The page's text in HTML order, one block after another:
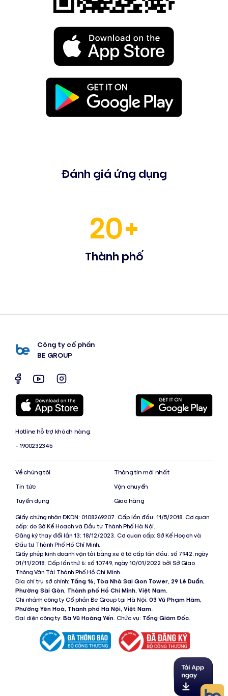
Đánh giá ứng dụng
20+
Thành phố
Công ty cổ phần
BE GROUP
Hotline hỗ trợ khách hàng:
- 1900232345
Về chúng tôi
Tin tức
Tuyển dụng
Thông tin mới nhất
Vận chuyển
Giao hàng
Giấy chứng nhận ĐKDN: 0108269207. Cấp lần đầu: 11/5/2018. Cơ quan
cấp: do Sở Kế Hoạch và Đầu tư Thành Phố Hà Nội.
Đăng ký thay đổi lần 13: 18/12/2023. Cơ quan cấp: Sở Kế Hoạch và
Đầu tư Thành Phố Hồ Chí Minh.
Giấy phép kinh doanh vận tải bằng xe ô tô cấp lần đầu: số 7942, ngày
01/11/2018; Cấp lần thứ 6: số 10749, ngày 10/01/2022 bởi Sở Giao
Thông Vận Tải Thành Phố Hồ Chí Minh.
Địa chỉ trụ sở chính: Tầng 16, Tòa Nhà Sai Gon Tower, 29 Lê Duẩn,
Phường Sài Gòn, Thành phố Hồ Chí Minh, Việt Nam.
Chi nhánh công ty Cổ phần Be Group tại Hà Nội: 03 Vũ Phạm Hàm,
Phường Yên Hoà, Thành phố Hà Nội, Việt Nam.
Đại diện công ty: Bà Vũ Hoàng Yến. Chức vụ: Tổng Giám Đốc.